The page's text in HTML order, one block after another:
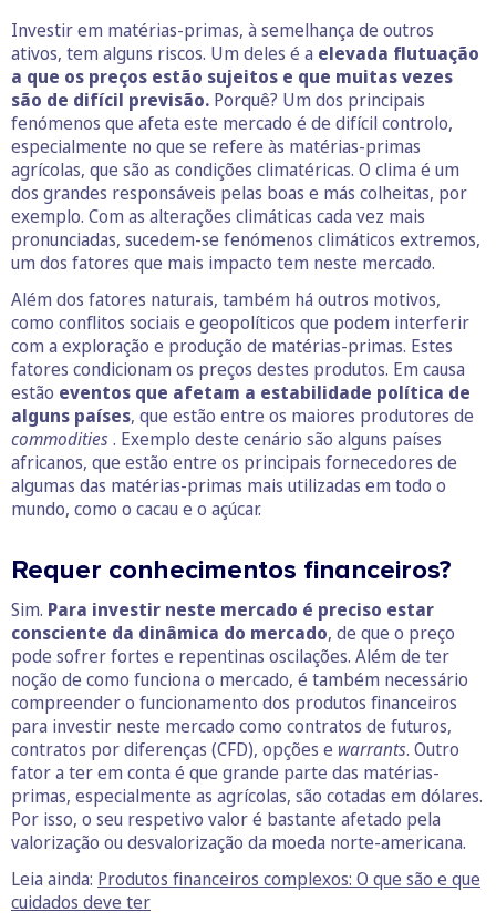
Investir em matérias-primas, à semelhança de outros
ativos, tem alguns riscos. Um deles é a elevada flutuação
a que os preços estão sujeitos e que muitas vezes
são de difícil previsão. Porquê? Um dos principais
fenómenos que afeta este mercado é de difícil controlo,
especialmente no que se refere às matérias-primas
agrícolas, que são as condições climatéricas. O clima é um
dos grandes responsáveis pelas boas e más colheitas, por
exemplo. Com as alterações climáticas cada vez mais
pronunciadas, sucedem-se fenómenos climáticos extremos,
um dos fatores que mais impacto tem neste mercado.
Além dos fatores naturais, também há outros motivos,
como conflitos sociais e geopolíticos que podem interferir
com a exploração e produção de matérias-primas. Estes
fatores condicionam os preços destes produtos. Em causa
estão eventos que afetam a estabilidade política de
alguns países, que estão entre os maiores produtores de
commodities. Exemplo deste cenário são alguns países
africanos, que estão entre os principais fornecedores de
algumas das matérias-primas mais utilizadas em todo o
mundo, como o cacau e o açúcar.
Requer conhecimentos financeiros?
Sim. Para investir neste mercado é preciso estar
consciente da dinâmica do mercado, de que o preço
pode sofrer fortes e repentinas oscilações. Além de ter
noção de como funciona o mercado, é também necessário
compreender o funcionamento dos produtos financeiros
para investir neste mercado como contratos de futuros,
contratos por diferenças (CFD), opções e warrants. Outro
fator a ter em conta é que grande parte das matérias-
primas, especialmente as agrícolas, são cotadas em dólares.
Por isso, o seu respetivo valor é bastante afetado pela
valorização ou desvalorização da moeda norte-americana.
Leia ainda: Produtos financeiros complexos: O que são e que
cuidados deve ter